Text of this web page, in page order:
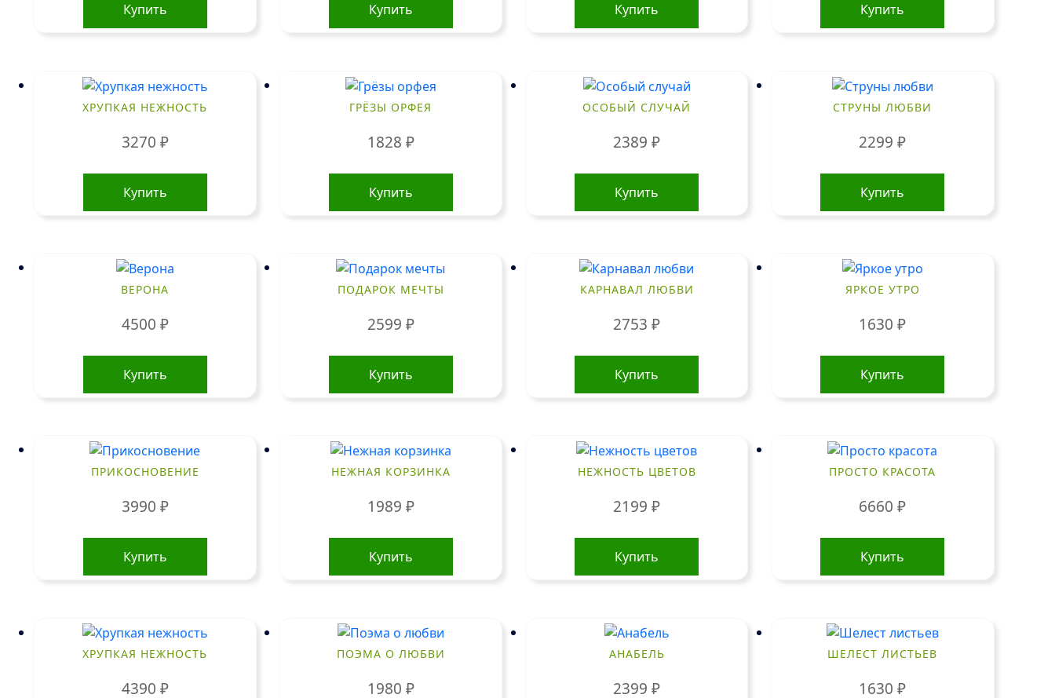
Купить
имеет
товара.
Купить Купить Купить
ХРУПКАЯ НЕЖНОСТЬ
3270 ₽
Купить
ГРЁЗЫ ОРФЕЯ
1828 ₽
Купить
ОСОБЫЙ СЛУЧАЙ
2389 ₽
Купить
СТРУНЫ ЛЮБВИ
2299₽
Купить
ВЕРОНА
4500 ₽
Купить
ПОДАРОК МЕЧТЫ
2599 ₽
Купить
КАРНАВАЛ ЛЮБВИ
2753 ₽
Купить
ЯРКОЕ УТРО
1630₽
Купить
ПРИКОСНОВЕНИЕ
3990 ₽
Купить
НЕЖНАЯ КОРЗИНКА
1989 ₽
Купить
НЕЖНОСТЬ ЦВЕТОВ
2199 ₽
Купить
ПРОСТО КРАСОТА
6660₽
Купить
ХРУПКАЯ НЕЖНОСТЬ
4390 ₽
ПОЭМА О ЛЮБВИ
1980 ₽
АНАБЕЛЬ
2399 ₽
ШЕЛЕСТ ЛИСТЬЕВ
1630₽